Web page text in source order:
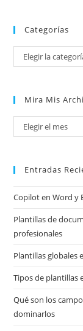
Categorías
Categorías
Elegir la
Mira Mis
Mira
mis
Elegir el mes
Entradas
Copilot en Word y
Plantillas de
profesionales
Plantillas globales
Tipos de plantillas
Qué son los
dominarlos